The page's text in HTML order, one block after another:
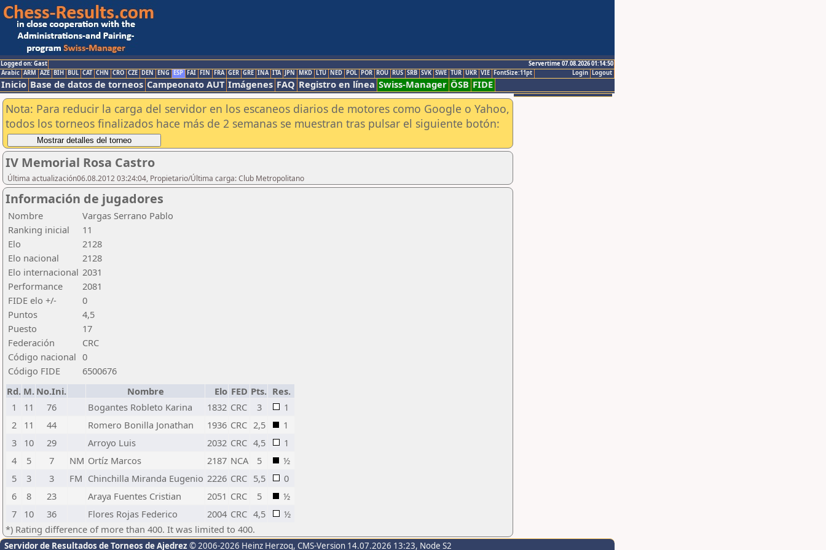
Logged on: Gast
Servertime 07.08.2026 01:14:50
Logout
Login
Arabic ARM AZE BIH BUL CAT CHN CRO CZE DEN ENG ESP FAI FIN FRA GER GRE INA ITA JPN MKD LTU NED POL POR ROU RUS SRB SVK SWE TUR UKR VIE FontSize:11pt
Inicio Base de datos de torneos Campeonato AUT Imágenes FAQ Registro en línea Swiss-Manager ÖSB FIDE
Nota: Para reducir la carga del servidor en los escaneos diarios de motores como Google o Yahoo,
todos los torneos finalizados hace más de 2 semanas se muestran tras pulsar el siguiente botón:
IV Memorial Rosa Castro
Última actualización06.08.2012 03:24:04, Propietario/Última carga: Club Metropolitano
Información de jugadores
Nombre
Vargas Serrano Pablo
Ranking inicial
11
Elo
2128
Elo nacional
2128
Elo internacional 2031
Performance
2081
FIDE elo +/-
0
Puntos
4,5
Puesto
17
Federación
CRC
Código nacional 0
Código FIDE
6500676
Rd. M. No.Ini. Nombre Elo FED Pts. Res.
1
11 76 Bogantes Robleto Karina 1832 CRC 3
1
2
11 44 Romero Bonilla Jonathan 1936 CRC 2,5
1
3
10 29 Arroyo Luis 2032 CRC 4,5
1
4
5 7 NM Ortíz Marcos 2187 NCA 5
½
5
3 3 FM Chinchilla Miranda Eugenio 2226 CRC 5,5
0
6
8 23 Araya Fuentes Cristian 2051 CRC 5
½
7
10 36 Flores Rojas Federico 2004 CRC 4,5
½
*) Rating difference of more than 400. It was limited to 400.
Servidor de Resultados de Torneos de Ajedrez © 2006-2026 Heinz Herzog, CMS-Version 14.07.2026 13:23, Node S2